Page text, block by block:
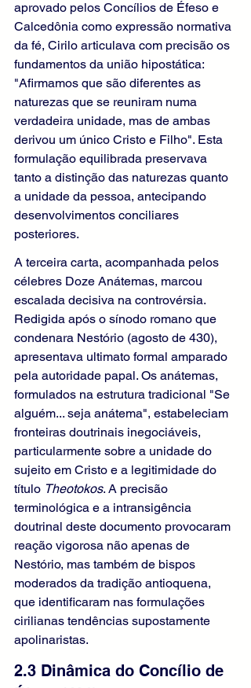
aprovado pelos Concílios de Éfeso e
Calcedônia como expressão normativa
da fé, Cirilo articulava com precisão os
fundamentos da união hipostática:
"Afirmamos que são diferentes as
naturezas que se reuniram numa
verdadeira unidade, mas de ambas
derivou um único Cristo e Filho". Esta
formulação equilibrada preservava
tanto a distinção das naturezas quanto
a unidade da pessoa, antecipando
desenvolvimentos conciliares
posteriores.
A terceira carta, acompanhada pelos
célebres Doze Anátemas, marcou
escalada decisiva na controvérsia.
Redigida após o sínodo romano que
condenara Nestório (agosto de 430),
apresentava ultimato formal amparado
pela autoridade papal. Os anátemas,
formulados na estrutura tradicional "Se
alguém... seja anátema", estabeleciam
fronteiras doutrinais inegociáveis,
particularmente sobre a unidade do
sujeito em Cristo e a legitimidade do
título Theotokos. A precisão
terminológica e a intransigência
doutrinal deste documento provocaram
reação vigorosa não apenas de
Nestório, mas também de bispos
moderados da tradição antioquena,
que identificaram nas formulações
cirilianas tendências supostamente
apolinaristas.
2.3 Dinâmica do Concílio de